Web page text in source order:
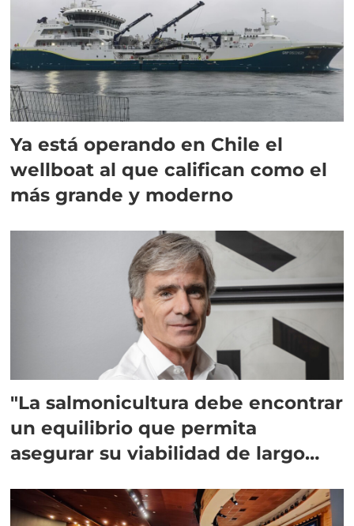
Ya está operando en Chile el
wellboat al que califican como el
más grande y moderno
"La salmonicultura debe encontrar
un equilibrio que permita
asegurar su viabilidad de largo